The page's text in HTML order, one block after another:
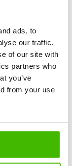
ads, to
our traffic.
of our site with
partners who
you’ve
from your use
lov og
både